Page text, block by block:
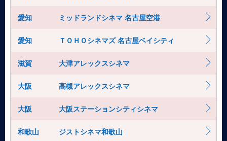
愛知 ミッドランドシネマ 名古屋空港
愛知 ＴＯＨＯシネマズ 名古屋ベイシティ
滋賀 大津アレックスシネマ
大阪 高槻アレックスシネマ
大阪 大阪ステーションシティシネマ
和歌山 ジストシネマ和歌山